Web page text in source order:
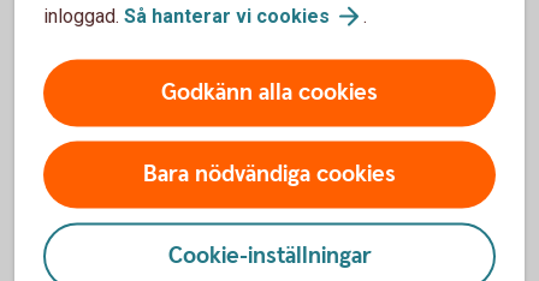
Begrepp att känna till när kunder
inte betalar
Betalningspåminnelse
En betalningspåminnelse skickas när en faktura inte
har betalats i tid. Den uppmanar kunden att betala
skulden och kan innehålla en påminnelseavgift enligt
gällande regler.
inloggad. Så hanterar vi cookies .
Godkänn alla cookies
Bara nödvändiga cookies
Cookie-inställningar